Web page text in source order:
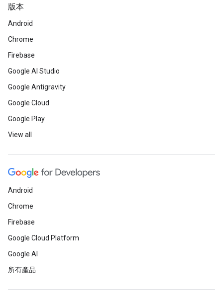
版本
Android
Chrome
Firebase
Google AI Studio
Google Antigravity
Google Cloud
Google Play
View all
Android
Chrome
Firebase
Google Cloud Platform
Google AI
所有產品